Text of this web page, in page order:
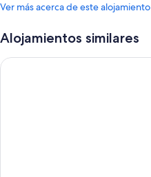
Ver más acerca de este alojamiento
Alojamientos similares
Eurostars Al-Ándalus Palace